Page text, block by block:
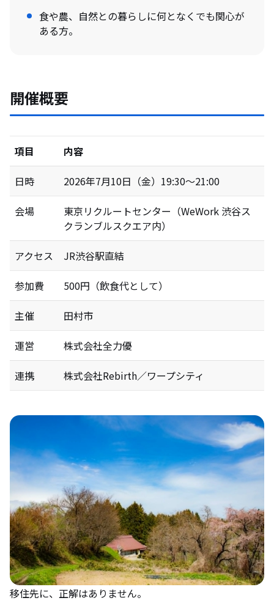
食や農、自然との暮らしに何となくでも関心が
ある方。
開催概要
項目 内容
日時 2026年7月10日（金） 19:30〜21:00
会場
東京リクルートセンター（WeWork 渋谷ス
クランブルスクエア内）
アクセス JR渋谷駅直結
参加費 500円（飲食代として）
主催 田村市
運営 株式会社全力優
連携 株式会社Rebirth／ワープシティ
移住先に、正解はありません。